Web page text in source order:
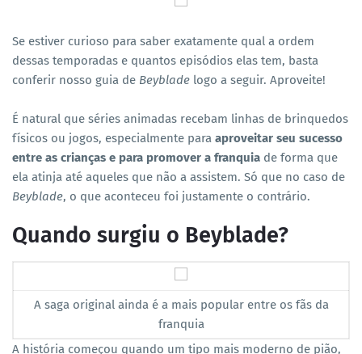
Se estiver curioso para saber exatamente qual a ordem
dessas temporadas e quantos episódios elas tem, basta
conferir nosso guia de Beyblade logo a seguir. Aproveite!
É natural que séries animadas recebam linhas de brinquedos
físicos ou jogos, especialmente para aproveitar seu sucesso
entre as crianças e para promover a franquia de forma que
ela atinja até aqueles que não a assistem. Só que no caso de
Beyblade, o que aconteceu foi justamente o contrário.
Quando surgiu o Beyblade?
A saga original ainda é a mais popular entre os fãs da
franquia
A história começou quando um tipo mais moderno de pião,